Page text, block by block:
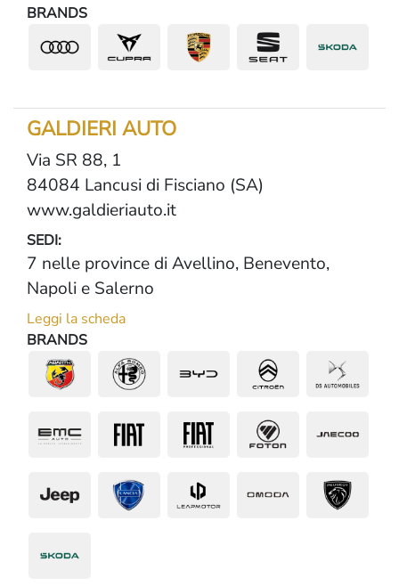
BRANDS
GALDIERI AUTO
Via SR 88, 1
84084 Lancusi di Fisciano (SA)
www.galdieriauto.it
SEDI:
7 nelle province di Avellino, Benevento,
Napoli e Salerno
Leggi la scheda
BRANDS